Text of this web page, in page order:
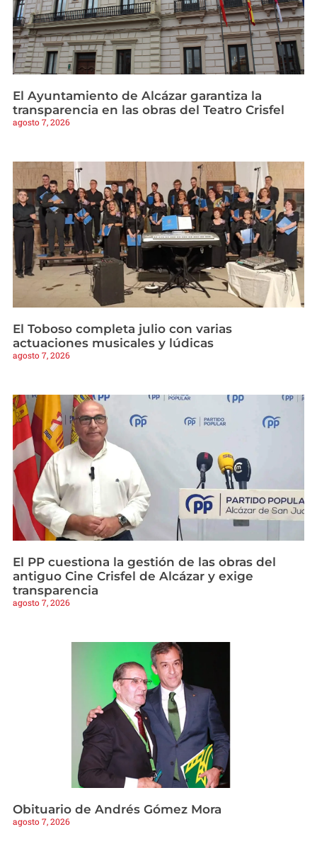
El Ayuntamiento de Alcázar garantiza la
transparencia en las obras del Teatro Crisfel
agosto 7, 2026
El Toboso completa julio con varias
actuaciones musicales y lúdicas
agosto 7, 2026
El PP cuestiona la gestión de las obras del
antiguo Cine Crisfel de Alcázar y exige
transparencia
agosto 7, 2026
Obituario de Andrés Gómez Mora
agosto 7, 2026